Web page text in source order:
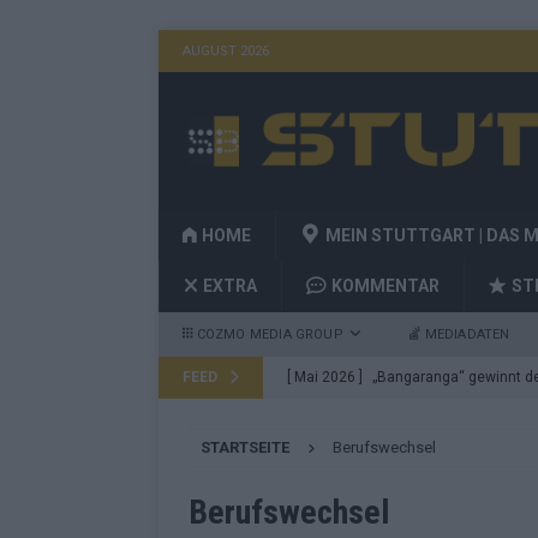
AUGUST 2026
HOME MEIN STUTTGART | DAS
EXTRA KOMMENTAR
COZMO MEDIA GROUP MEDIADATEN
FEED [ Mai 2026 ] „Bangaranga“ gewinnt
[ Mai 2026 ] Von JJ bis Lordi: Das
[ Mai 2026 ] Finnland auf Platz 17,
STARTSEITE Berufswechsel
Berufswechsel